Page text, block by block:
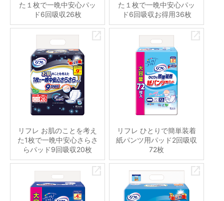
た１枚で一晩中安心パッ
ド6回吸収26枚
た１枚で一晩中安心パッ
ド6回吸収お得用36枚
リフレ お肌のことを考え
た1枚で一晩中安心さらさ
らパッド9回吸収20枚
リフレ ひとりで簡単装着
紙パンツ用パッド2回吸収
72枚